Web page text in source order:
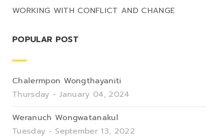
WORKING WITH CONFLICT AND CHANGE
POPULAR POST
Chalermpon Wongthayaniti
Thursday - January 04, 2024
Weranuch Wongwatanakul
Tuesday - September 13, 2022